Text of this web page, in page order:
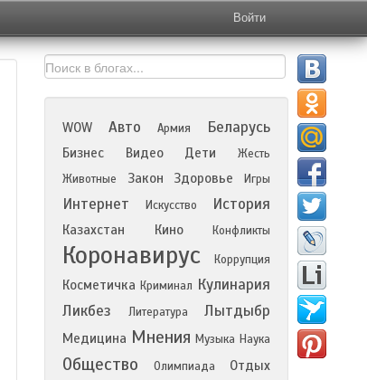
Войти
WOW Авто Армия Беларусь
Бизнес Видео Дети
Жесть
Животные
Закон Здоровье Игры
Интернет Искусство История
Казахстан Кино Конфликты
Коронавирус Коррупция
Косметичка Криминал Кулинария
Ликбез
Литература Лытдыбр
Медицина Мнения Музыка Наука
Общество Олимпиада
Отдых